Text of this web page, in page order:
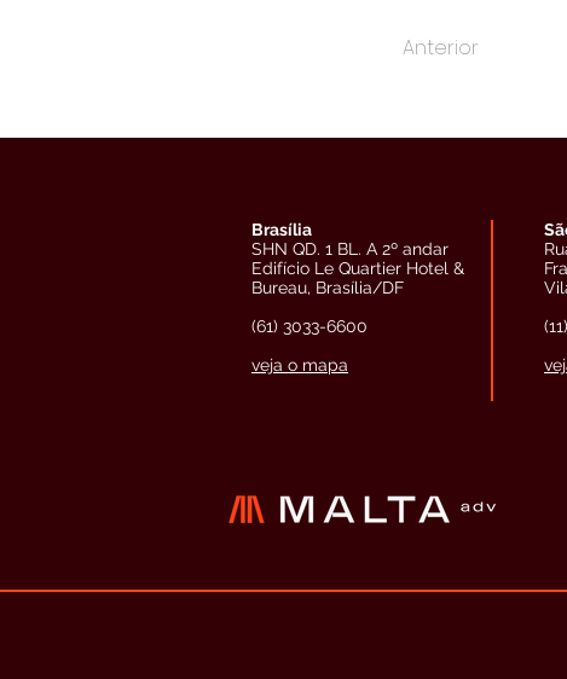
Anterior
Brasília
SHN QD. 1 BL. A 2º andar
Edifício Le Quartier Hotel &
Bureau, Brasília/DF
(61) 3033-6600
veja o mapa